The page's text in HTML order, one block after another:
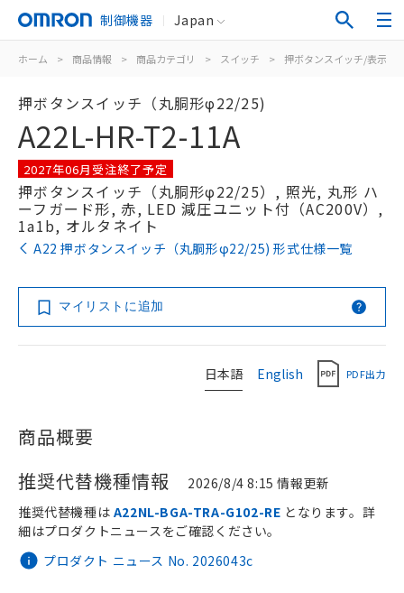
制御機器 Japan
ホーム > 商品情報 > 商品カテゴリ > スイッチ > 押ボタンスイッチ/表示灯
押ボタンスイッチ（丸胴形φ22/25)
A22L-HR-T2-11A
2027年06月受注終了予定
押ボタンスイッチ（丸胴形φ22/25）, 照光, 丸形 ハ
ーフガード形, 赤, LED 減圧ユニット付（AC200V）,
1a1b, オルタネイト
A22 押ボタンスイッチ（丸胴形φ22/25) 形式仕様一覧
マイリストに追加
日本語 English PDF出力
商品概要
推奨代替機種情報
2026/8/4 8:15 情報更新
プロダクト ニュース No. 2026043c
推奨代替機種は A22NL-BGA-TRA-G102-RE となります。詳
細はプロダクトニュースをご確認ください。